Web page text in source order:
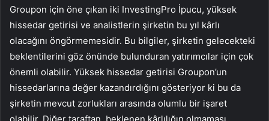
Groupon için öne çıkan iki InvestingPro İpucu, yüksek
hissedar getirisi ve analistlerin şirketin bu yıl kârlı
olacağını öngörmemesidir. Bu bilgiler, şirketin gelecekteki
beklentilerini göz önünde bulunduran yatırımcılar için çok
önemli olabilir. Yüksek hissedar getirisi Groupon’un
hissedarlarına değer kazandırdığını gösteriyor ki bu da
şirketin mevcut zorlukları arasında olumlu bir işaret